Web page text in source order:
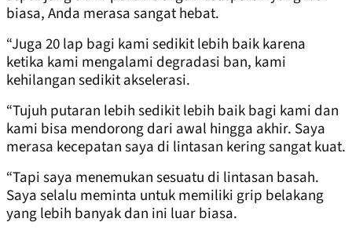
biasa, Anda merasa sangat hebat.
“Juga 20 lap bagi kami sedikit lebih baik karena
ketika kami mengalami degradasi ban, kami
kehilangan sedikit akselerasi.
“Tujuh putaran lebih sedikit lebih baik bagi kami dan
kami bisa mendorong dari awal hingga akhir. Saya
merasa kecepatan saya di lintasan kering sangat kuat.
“Tapi saya menemukan sesuatu di lintasan basah.
Saya selalu meminta untuk memiliki grip belakang
yang lebih banyak dan ini luar biasa.